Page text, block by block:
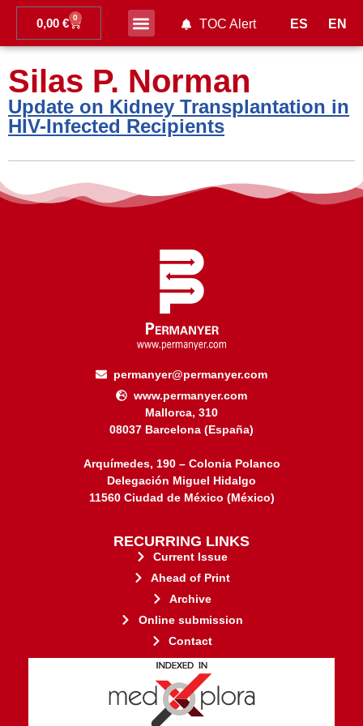
ES EN
0,00 € 0 TOC Alert
Silas P. Norman
Update on Kidney Transplantation in
HIV-Infected Recipients
permanyer@permanyer.com
www.permanyer.com
Mallorca, 310
08037 Barcelona (España)
Arquímedes, 190 – Colonia Polanco
Delegación Miguel Hidalgo
11560 Ciudad de México (México)
RECURRING LINKS
Current Issue
Ahead of Print
Archive
Online submission
Contact